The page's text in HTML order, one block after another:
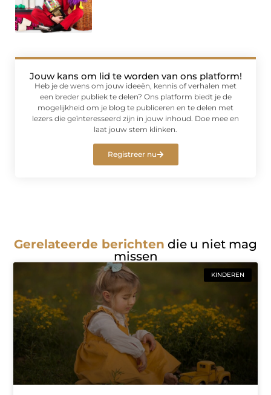
Jouw kans om lid te worden van ons platform!
Heb je de wens om jouw ideeën, kennis of verhalen met
een breder publiek te delen? Ons platform biedt je de
mogelijkheid om je blog te publiceren en te delen met
lezers die geïnteresseerd zijn in jouw inhoud. Doe mee en
laat jouw stem klinken.
Registreer nu
Gerelateerde berichten die u niet mag
missen
KINDEREN